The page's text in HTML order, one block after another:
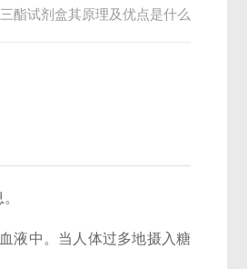
酯试剂盒其原理及优点是什么
液中。当人体过多地摄入糖